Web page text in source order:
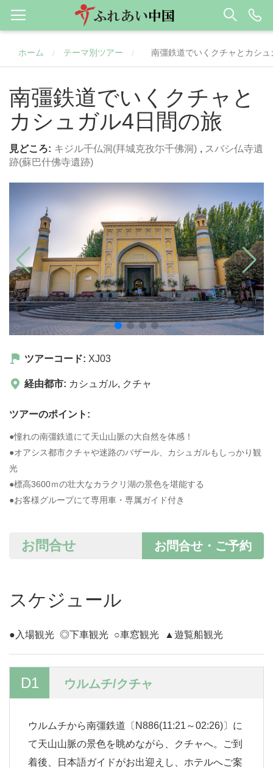
ホーム / テーマ別ツアー / 南彊鉄道でいくクチャとカシ
南彊鉄道でいくクチャと
カシュガル4日間の旅
見どころ: キジル千仏洞(拜城克孜尓千佛洞) , スバシ仏寺遺
跡(蘇巴什佛寺遺跡)
ツアーコード: XJ03
経由都市: カシュガル, クチャ
ツアーのポイント:
●憧れの南彊鉄道にて天山山脈の大自然を体感！
●オアシス都市クチャや迷路のバザール、カシュガルもしっかり観
光
●標高3600ｍの壮大なカラクリ湖の景色を堪能する
●お客様グループにて専用車・専属ガイド付き
お問合せ・ご予約
お問合せ
スケジュール
●入場観光 ◎下車観光 ○車窓観光 ▲遊覧船観光
D1 ウルムチ/クチャ
ウルムチから南彊鉄道〔N886(11:21～02:26)〕に
て天山山脈の景色を眺めながら、クチャへ。ご到
着後、日本語ガイドがお出迎えし、ホテルへご案